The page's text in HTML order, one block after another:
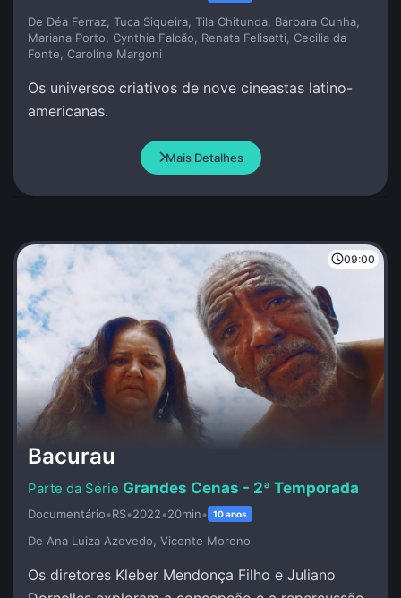
De Déa Ferraz, Tuca Siqueira, Tila Chitunda, Bárbara Cunha,
Mariana Porto, Cynthia Falcão, Renata Felisatti, Cecilia da
Fonte, Caroline Margoni
Os universos criativos de nove cineastas latino-
americanas.
Mais Detalhes
09:00
Bacurau
Grandes Cenas - 2ª Temporada
Documentário•RS•2022•20min• 10 anos
De Ana Luiza Azevedo, Vicente Moreno
Os diretores Kleber Mendonça Filho e Juliano